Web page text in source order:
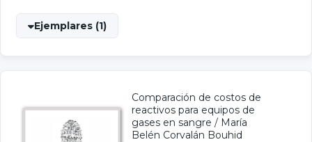
Ejemplares (1)
Comparación de costos de
reactivos para equipos de
gases en sangre / María
Belén Corvalán Bouhid